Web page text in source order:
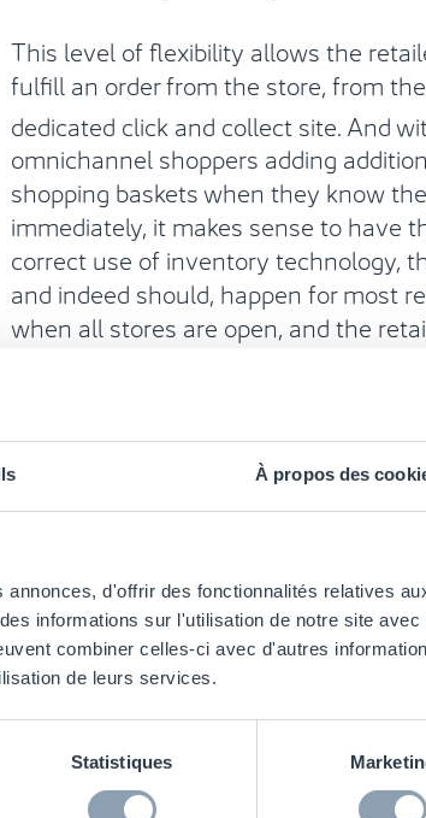
À propos des
d'offrir des fonctionnalités relatives
informations sur l'utilisation de notre site avec
combiner celles-ci avec d'autres
de leurs services.
Statistiques
This level of flexibility allows the
fulfill an order from the store, from
dedicated click and collect site. And
omnichannel shoppers adding
shopping baskets when they know
immediately, it makes sense to have
correct use of inventory technology,
and indeed should, happen for most
when all stores are open, and the